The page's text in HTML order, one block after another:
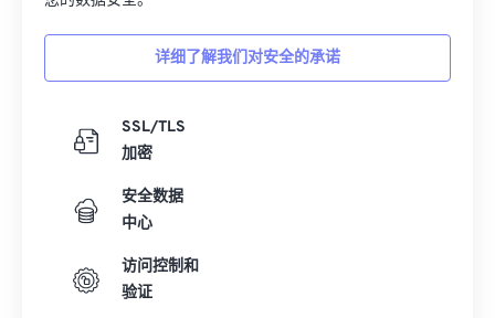
详细了解我们对安全的承诺
SSL/TLS
加密
安全数据
中心
访问控制和
验证